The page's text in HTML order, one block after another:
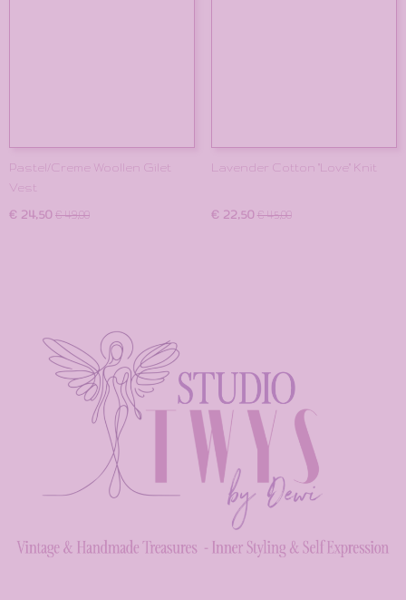
Pastel/Creme Woollen Gilet
Vest
€ 24,50 € 49,00
Lavender Cotton "Love" Knit
€ 22,50 € 45,00